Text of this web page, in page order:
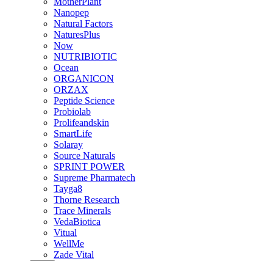
Nanopep
Natural Factors
NaturesPlus
Now
NUTRIBIOTIC
Ocean
ORGANICON
ORZAX
Peptide Science
Probiolab
Prolifeandskin
SmartLife
Solaray
Source Naturals
SPRINT POWER
Supreme Pharmatech
Tayga8
Thorne Research
Trace Minerals
VedaBiotica
Vitual
WellMe
Zade Vital